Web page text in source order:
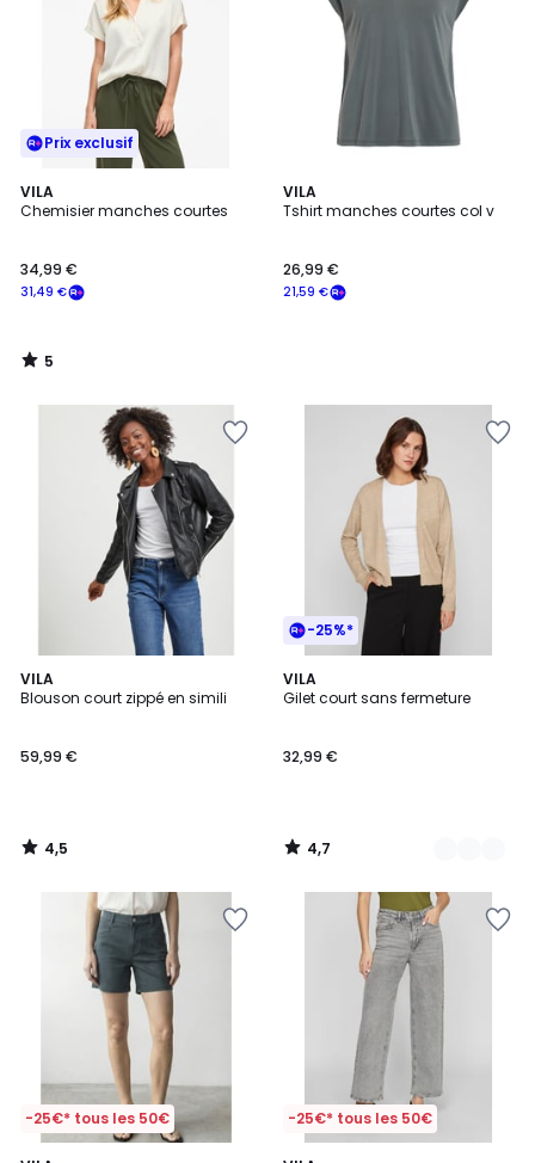
Prix exclusif
VILA
Chemisier manches courtes
31,49 €
34,99 €
5
/
5
/
VILA
Tshirt manches courtes col v
21,59 €
26,99 €
VILA
Blouson court zippé en simili
59,99 €
4,5
/ 5
4,5
/
-25%*
VILA
Gilet court sans fermeture
32,99 €
4,7
/ 5
2
Couleurs
4,7
/
-25€* tous les 50€ -25€* tous les 50€